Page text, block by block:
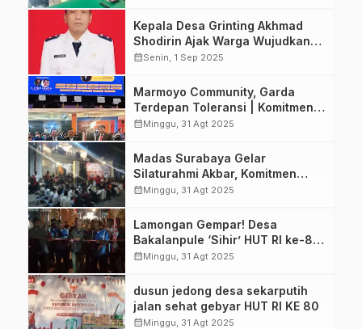
Kepala Desa Grinting Akhmad
Shodirin Ajak Warga Wujudkan
Desa Maju dan Sejahtera di
calendar_monthSenin, 1 Sep 2025
Marmoyo Community, Garda
Terdepan Toleransi | Komitmen
Kuat Jaga Kebebasan Beribadah
calendar_monthMinggu, 31 Agt 2025
Madas Surabaya Gelar
Silaturahmi Akbar, Komitmen
Jaga Kondusifitas Kota dan
Taufik
calendar_monthMinggu, 31 Agt 2025
Lamongan Gempar! Desa
Bakalanpule ‘Sihir’ HUT RI ke-80
dengan Bazaar Tempo Dulu dan
Ludro, Kades Sukisno Cetuskan
Motto ‘Sampahku Tanggung
Jawabku’!
calendar_monthMinggu, 31 Agt 2025
dusun jedong desa sekarputih
jalan sehat gebyar HUT RI KE 80
calendar_monthMinggu, 31 Agt 2025